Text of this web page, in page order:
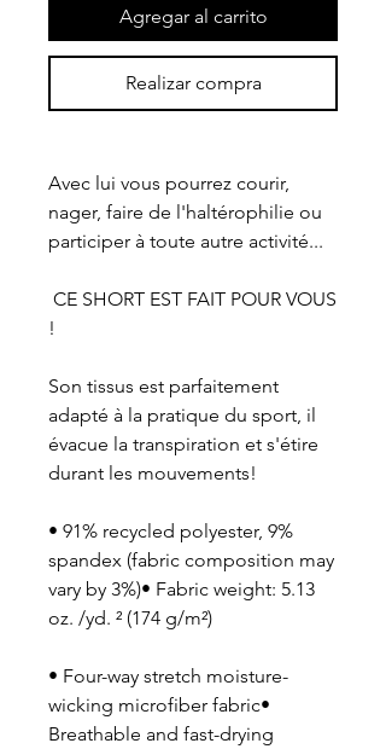
Agregar al carrito
Realizar compra
Avec lui vous pourrez courir,
nager, faire de l'haltérophilie ou
participer à toute autre activité...
!
Son tissus est parfaitement
adapté à la pratique du sport, il
évacue la transpiration et s'étire
durant les mouvements!
• 91% recycled polyester, 9%
spandex (fabric composition may
vary by 3%)• Fabric weight: 5.13
oz. /yd. ² (174 g/m²)
• Four-way stretch moisture-
wicking microfiber fabric•
Breathable and fast-drying